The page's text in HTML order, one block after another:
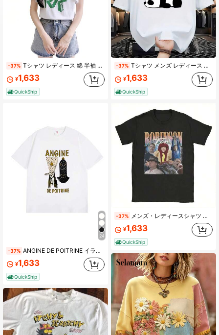
-37% Tシャツ レディース 綿 半袖 丸首 ゆったり カットソー 薄手 春夏 おしゃれ 通勤 快適 夏トップス
¥1,633
QuickShip
24
-37% ANGINE DE POITRINE イラストTシャツ - 短袖クルーネックコットンTシャツ、ユニークなデザイン、カジュアルで快適な着心地 - サマーコーデに最適なファッションアイテム
¥1,633
QuickShip
-37% Tシャツ メンズ レディース 半袖 パンダプリント ルーズ ゆったり カジュアル ユニセックス 春夏 夏服 トップス
¥1,633
QuickShip
-37% メンズ・レディースシャツ ティム・ロビンソン 素晴らしいコットンTシャツ S_1
¥1,633
QuickShip